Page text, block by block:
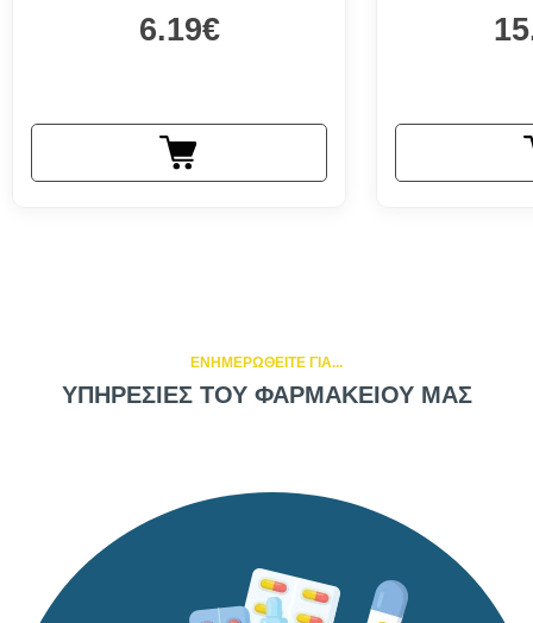
6.19€
ΕΝΗΜΕΡΩΘΕΙΤΕ ΓΙΑ...
ΥΠΗΡΕΣΙΕΣ ΤΟΥ ΦΑΡΜΑΚΕΙΟΥ ΜΑΣ